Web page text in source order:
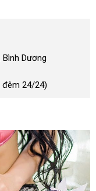
Dương
đêm 24/24)